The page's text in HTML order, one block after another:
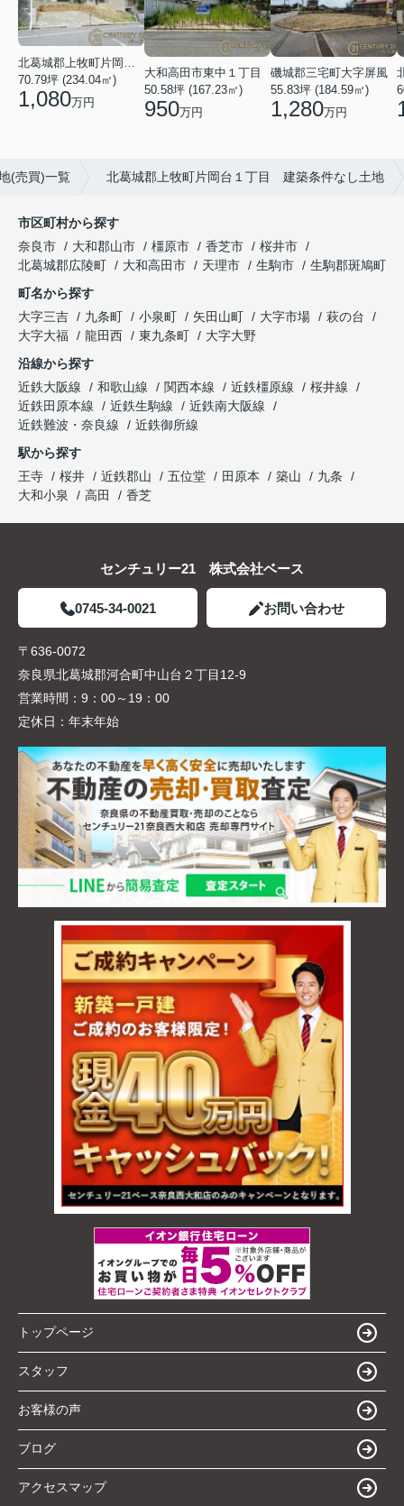
70.79坪 (234.04㎡)
1,080万円
大和高田市東中１丁目
50.58坪 (167.23㎡)
950万円
磯城郡三宅町大字屏風
55.83坪 (184.59㎡)
1,280万円
(売買)一覧 北葛城郡上牧町片岡台１丁目 建築条件なし土地
市区町村から探す
奈良市
大和郡山市 橿原市 香芝市
桜井市
北葛城郡広陵町
大和高田市 天理市 生駒市
生駒郡斑鳩町
町名から探す
大字三吉
九条町 小泉町 矢田山町 大字市場
萩の台
大字大福
龍田西 東九条町
大字大野
沿線から探す
近鉄大阪線
和歌山線 関西本線 近鉄橿原線
桜井線
近鉄田原本線
近鉄生駒線
近鉄南大阪線
近鉄難波・奈良線
近鉄御所線
駅から探す
王寺
桜井 近鉄郡山 五位堂 田原本 築山
九条
大和小泉
高田 香芝
センチュリー21 株式会社ベース
0745-34-0021 お問い合わせ
〒636-0072
奈良県北葛城郡河合町中山台２丁目12-9
営業時間： 9：00～19：00
定休日： 年末年始
トップページ
スタッフ
お客様の声
ブログ
アクセスマップ